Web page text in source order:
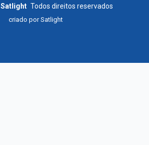
Satlight Todos direitos reservados
criado porSatlight